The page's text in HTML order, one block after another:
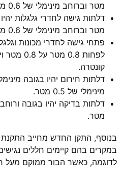
מטר וברוחב מינימלי של 0.6 מטר.
מטר וברוחב מינימלי של 0.6 מטר.
פתחי גישה לחדרי מכונות
לפחות 0.8
קונטרה.
מינימלי של 0.5 מטר.
מטר.
בנוסף, התקן החדש מחייב התקנת
במקרים בהם קיימים חללים
לדוגמה, כאשר הבור ממוקם מעל